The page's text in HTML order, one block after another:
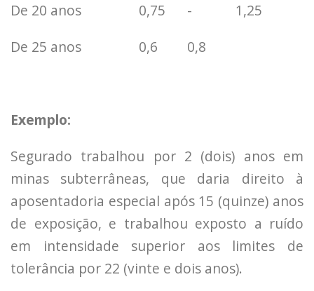
De 20 anos
0,75 -
1,25
De 25 anos
0,6 0,8
Exemplo:
Segurado trabalhou por 2 (dois) anos em
minas subterrâneas, que daria direito à
aposentadoria especial após 15 (quinze) anos
de exposição, e trabalhou exposto a ruído
em intensidade superior aos limites de
tolerância por 22 (vinte e dois anos).